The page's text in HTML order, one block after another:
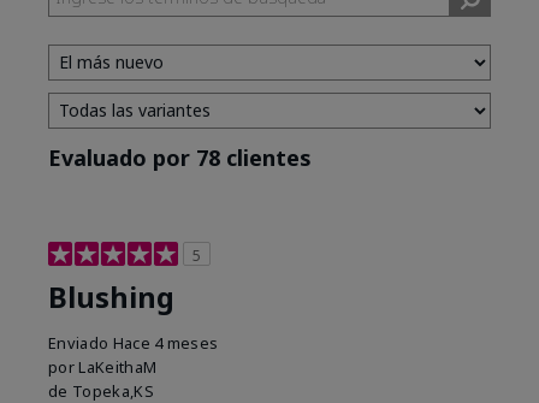
Evaluado por 78 clientes
5
Blushing
Enviado Hace 4 meses
por LaKeithaM
de Topeka,KS